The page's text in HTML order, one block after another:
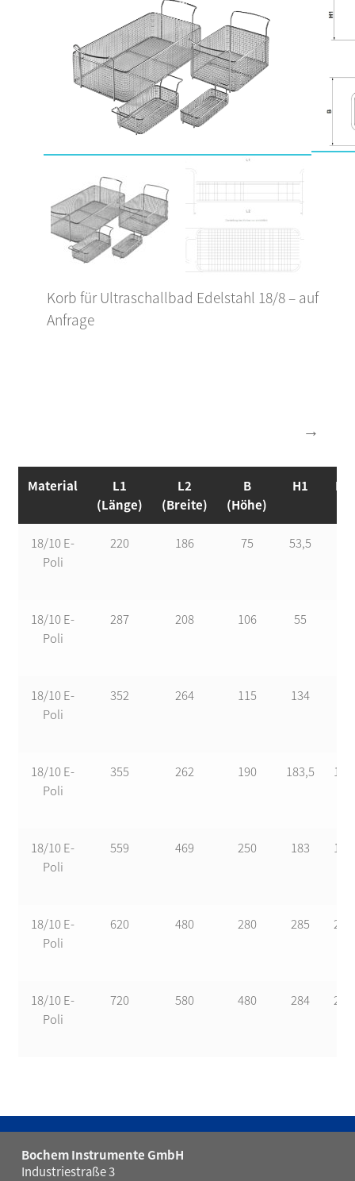
Korb für Ultraschallbad Edelstahl 18/8 – auf
Anfrage
Material
L1
(Länge)
L2
(Breite)
B
(Höhe)
H1 H2
18/10 E-
Poli
220 186 75 53,5
18/10 E-
Poli
287 208 106 55
18/10 E-
Poli
352 264 115 134
18/10 E-
Poli
355 262 190 183,5 125
18/10 E-
Poli
559 469 250 183 125
18/10 E-
Poli
620 480 280 285 200
18/10 E-
Poli
720 580 480 284 200
Bochem Instrumente GmbH
Industriestraße 3